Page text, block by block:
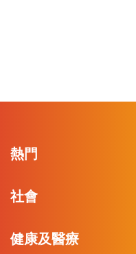
熱門
社會
健康及醫療